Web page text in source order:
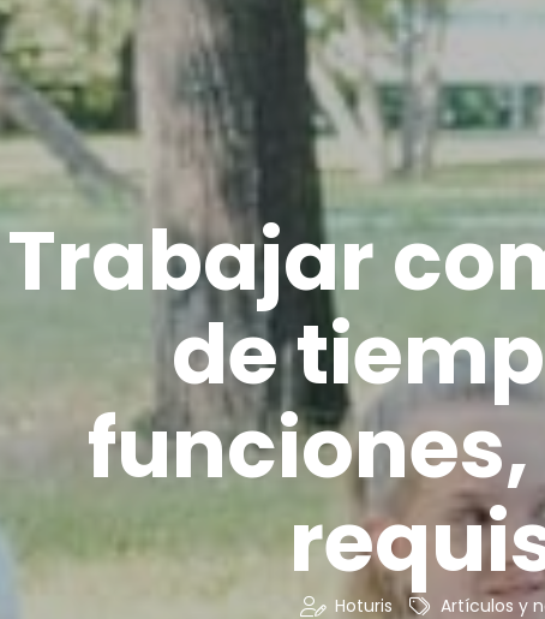
Trabajar
de
Hoturis Artículos y